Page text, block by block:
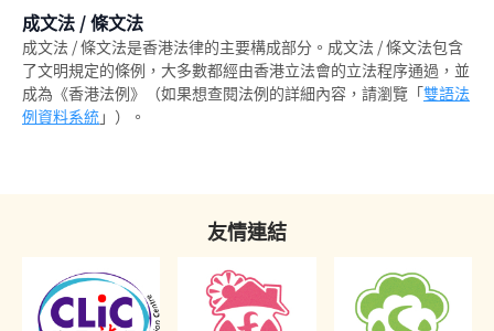
有條件或無條件釋放
針對家長或監護人的命令
警司警誡
成文法 / 條文法
成文法 / 條文法是香港法律的主要構成部分。成文法 / 條文法包含
了文明規定的條例，大多數都經由香港立法會的立法程序通過，並
成為《香港法例》（如果想查閱法例的詳細內容，請瀏覽「雙語法
例資料系統」）。
友情連結